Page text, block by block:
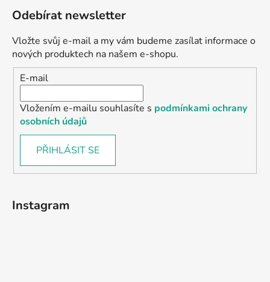
Odebírat newsletter
Vložte svůj e-mail a my vám budeme zasílat informace o
nových produktech na našem e-shopu.
E-mail
Vložením e-mailu souhlasíte s podmínkami ochrany
osobních údajů
PŘIHLÁSIT SE
Instagram